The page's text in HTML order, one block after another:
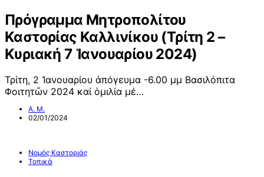
Πρόγραμμα Μητροπολίτου
Καστορίας Καλλινίκου (Τρίτη 2 –
Κυριακή 7 Ἰανουαρίου 2024)
Τρίτη, 2 Ἰανουαρίου ἀπόγευμα -6.00 μμ Βασιλόπιτα
Φοιτητῶν 2024 καί ὁμιλία μέ…
Α. Μ.
02/01/2024
Νομός Καστοριάς
Τοπικά